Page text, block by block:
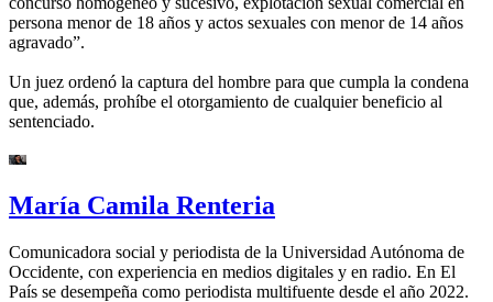
persona menor de 18 años y actos sexuales con menor de 14 años
agravado”.
Un juez ordenó la captura del hombre para que cumpla la condena
que, además, prohíbe el otorgamiento de cualquier beneficio al
sentenciado.
María Camila Renteria
Comunicadora social y periodista de la Universidad Autónoma de
Occidente, con experiencia en medios digitales y en radio. En El
País se desempeña como periodista multifuente desde el año 2022.